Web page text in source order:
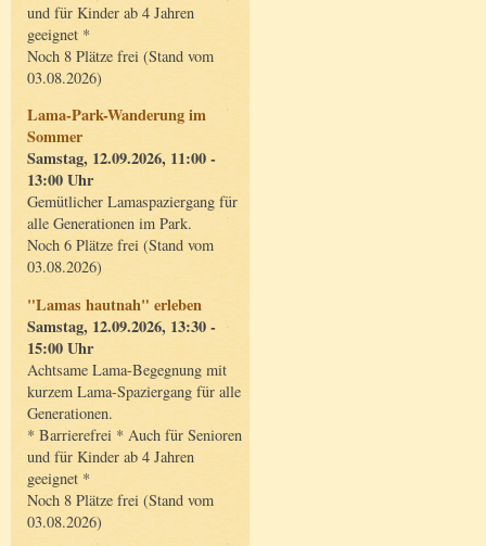
und für Kinder ab 4 Jahren
geeignet *
Noch 8 Plätze frei (Stand vom
03.08.2026)
Lama-Park-Wanderung im
Sommer
Samstag, 12.09.2026, 11:00 -
13:00 Uhr
Gemütlicher Lamaspaziergang für
alle Generationen im Park.
Noch 6 Plätze frei (Stand vom
03.08.2026)
"Lamas hautnah" erleben
Samstag, 12.09.2026, 13:30 -
15:00 Uhr
Achtsame Lama-Begegnung mit
kurzem Lama-Spaziergang für alle
Generationen.
* Barrierefrei * Auch für Senioren
und für Kinder ab 4 Jahren
geeignet *
Noch 8 Plätze frei (Stand vom
03.08.2026)